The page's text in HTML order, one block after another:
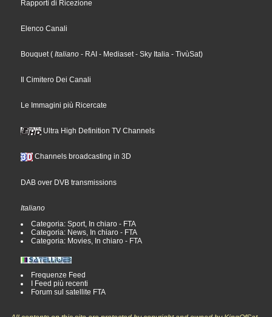
Rapporti di Ricezione
Elenco Canali
Bouquet( Italiano - RAI - Mediaset- Sky Italia - TivùSat)
Il Cimitero Dei Canali
Le Immagini più Ricercate
Ultra High Definition TV Channels
Channels broadcasting in 3D
DAB over DVB transmissions
Italiano
Categoria: Sport, In chiaro - FTA
Categoria: News, In chiaro - FTA
Categoria: Movies, In chiaro - FTA
Frequenze Feed
I Feed più recenti
Forum sul satellite FTA